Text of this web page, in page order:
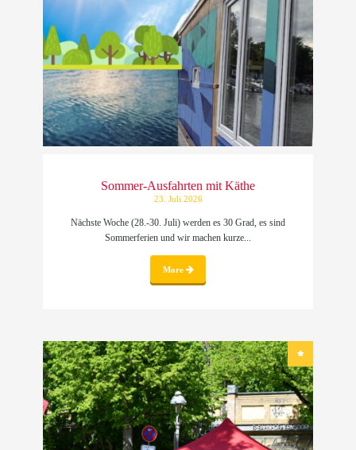
Sommer-Ausfahrten mit Käthe
23. Juli 2026
Nächste Woche (28.-30. Juli) werden es 30 Grad, es sind
Sommerferien und wir machen kurze...
More